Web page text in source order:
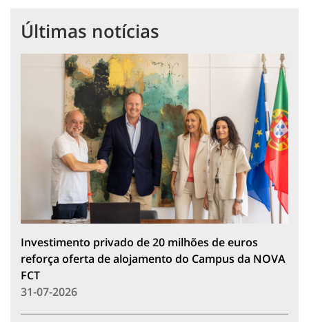
Últimas notícias
Investimento privado de 20 milhões de euros
reforça oferta de alojamento do Campus da NOVA
FCT
31-07-2026